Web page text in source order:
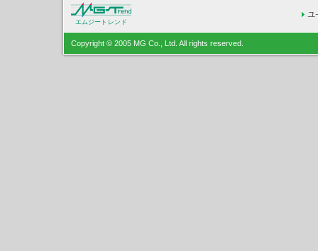
エムジートレンド
Copyright © 2005 MG Co., Ltd. All rights reserved.